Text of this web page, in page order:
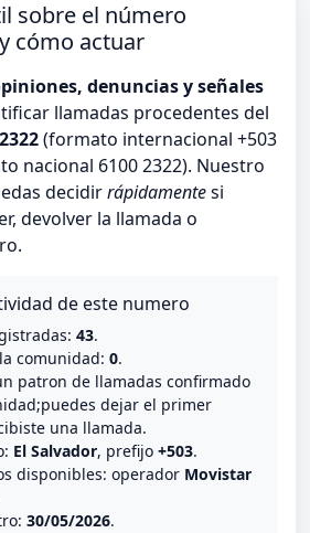
sobre el número
cómo actuar
denuncias y señales
llamadas procedentes del
(formato internacional +503
nacional 6100 2322). Nuestro
decidirrápidamentesi
devolver la llamada o
de este numero
43.
comunidad: 0.
patron de llamadas confirmado
dejar el primer
una llamada.
El Salvador, prefijo +503.
disponibles: operador Movistar
30/05/2026.